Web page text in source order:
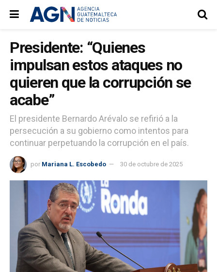
Presidente: “Quienes
impulsan estos ataques no
quieren que la corrupción se
acabe”
El presidente Bernardo Arévalo se refirió a la
persecución a su gobierno como intentos para
continuar perpetuando la corrupción en el país.
por Mariana L. Escobedo 30 de octubre de 2025